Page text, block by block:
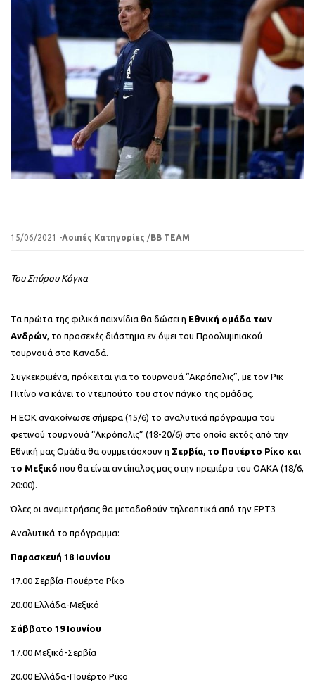
15/06/2021 -Λοιπές Κατηγορίες /BB TEAM
Του Σπύρου Κόγκα
Τα πρώτα της φιλικά παιχνίδια θα δώσει η Εθνική ομάδα των
Ανδρών , το προσεχές διάστημα εν όψει του Προολυμπιακού
τουρνουά στο Καναδά.
Συγκεκριμένα, πρόκειται για το τουρνουά “Ακρόπολις”, με τον Ρικ
Πιτίνο να κάνει το ντεμπούτο του στον πάγκο της ομάδας.
Η ΕΟΚ ανακοίνωσε σήμερα (15/6) το αναλυτικά πρόγραμμα του
φετινού τουρνουά “Ακρόπολις” (18-20/6) στο οποίο εκτός από την
Εθνική μας Ομάδα θα συμμετάσχουν η Σερβία, το Πουέρτο Ρίκο και
το Μεξικό που θα είναι αντίπαλος μας στην πρεμιέρα του ΟΑΚΑ (18/6,
20:00).
Όλες οι αναμετρήσεις θα μεταδοθούν τηλεοπτικά από την ΕΡΤ3
Αναλυτικά το πρόγραμμα:
Παρασκευή 18 Ιουνίου
17.00 Σερβία-Πουέρτο Ρίκο
20.00 Ελλάδα-Μεξικό
Σάββατο 19 Ιουνίου
17.00 Μεξικό-Σερβία
20.00 Ελλάδα-Πουέρτο Ρϊκο